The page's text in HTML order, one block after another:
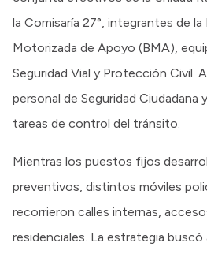
la Comisaría 27°, integrantes de la
Motorizada de Apoyo (BMA),
Seguridad Vial y Protección Civil.
personal de Seguridad Ciudadana
tareas de control del tránsito.
Mientras los puestos fijos
preventivos, distintos móviles
recorrieron calles internas,
residenciales. La estrategia buscó